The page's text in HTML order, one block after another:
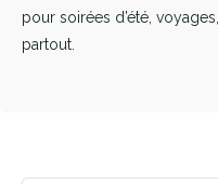
pour soirées d’été,
partout.